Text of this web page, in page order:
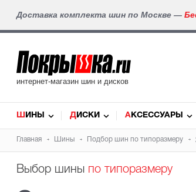
Доставка комплекта шин по Москве —
интернет-магазин шин и дисков
ШИНЫ ДИСКИ АКСЕССУАРЫ
Главная Шины Подбор шин по типоразмеру
Выбор шины по типоразмеру